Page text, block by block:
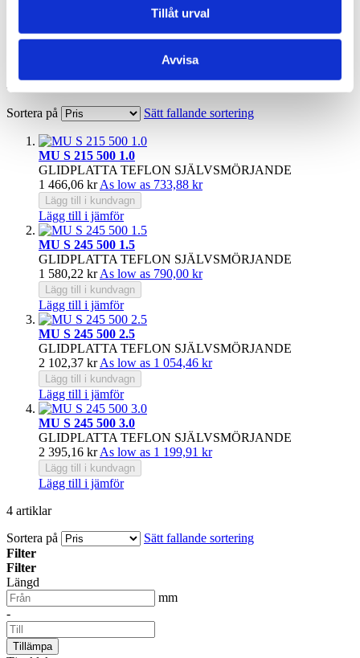
Tillåt urval
Avvisa
Glidlager
MU S - PTFE, självsmörjande, glidplatta
4
Sortera på
Sätt fallande sortering
MU S 215 500 1.0
GLIDPLATTA TEFLON SJÄLVSMÖRJANDE
1 466,06 kr As low as 733,88 kr
Lägg till i kundvagn
Lägg till i jämför
MU S 245 500 1.5
GLIDPLATTA TEFLON SJÄLVSMÖRJANDE
1 580,22 kr As low as 790,00 kr
Lägg till i kundvagn
Lägg till i jämför
MU S 245 500 2.5
GLIDPLATTA TEFLON SJÄLVSMÖRJANDE
2 102,37 kr As low as 1 054,46 kr
Lägg till i kundvagn
Lägg till i jämför
MU S 245 500 3.0
GLIDPLATTA TEFLON SJÄLVSMÖRJANDE
2 395,16 kr As low as 1 199,91 kr
Lägg till i kundvagn
Lägg till i jämför
4 artiklar
Sortera på
Sätt fallande sortering
Filter
Filter
Längd
mm
-
Tillämpa